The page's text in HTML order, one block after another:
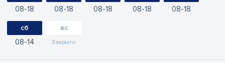
08 18 08 18 08 18 08 18 08 18
сб
08 14
вс
Закрыто